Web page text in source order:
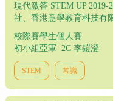
現代激答 STEM
社、香港意學教育科技有
校際賽學生個人賽
初小組亞軍 2C 李鎧澄
STEM 常識